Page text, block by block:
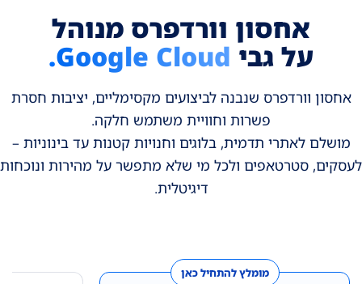
אחסון וורדפרס מנוהל
על גבי Google Cloud
.
אחסון וורדפרס שנבנה לביצועים מקסימליים, יציבות חסרת
פשרות וחוויית משתמש חלקה.
מושלם לאתרי תדמית, בלוגים וחנויות קטנות עד בינוניות –
לעסקים, סטרטאפים ולכל מי שלא מתפשר על מהירות ונוכחות
דיגיטלית.
מומלץ להתחיל כאן